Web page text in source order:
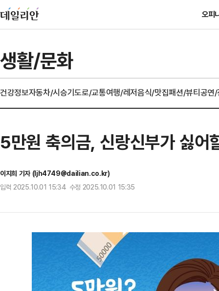
오피
생활/문화
건강정보자동차/시승기도로/교통여행/레저음식/맛집패션/뷰티공연
5만원 축의금, 신랑신부가 싫
이지희 기자 (ljh4749@dailian.co.kr)
입력 2025.10.01 15:34 수정 2025.10.01 15:35